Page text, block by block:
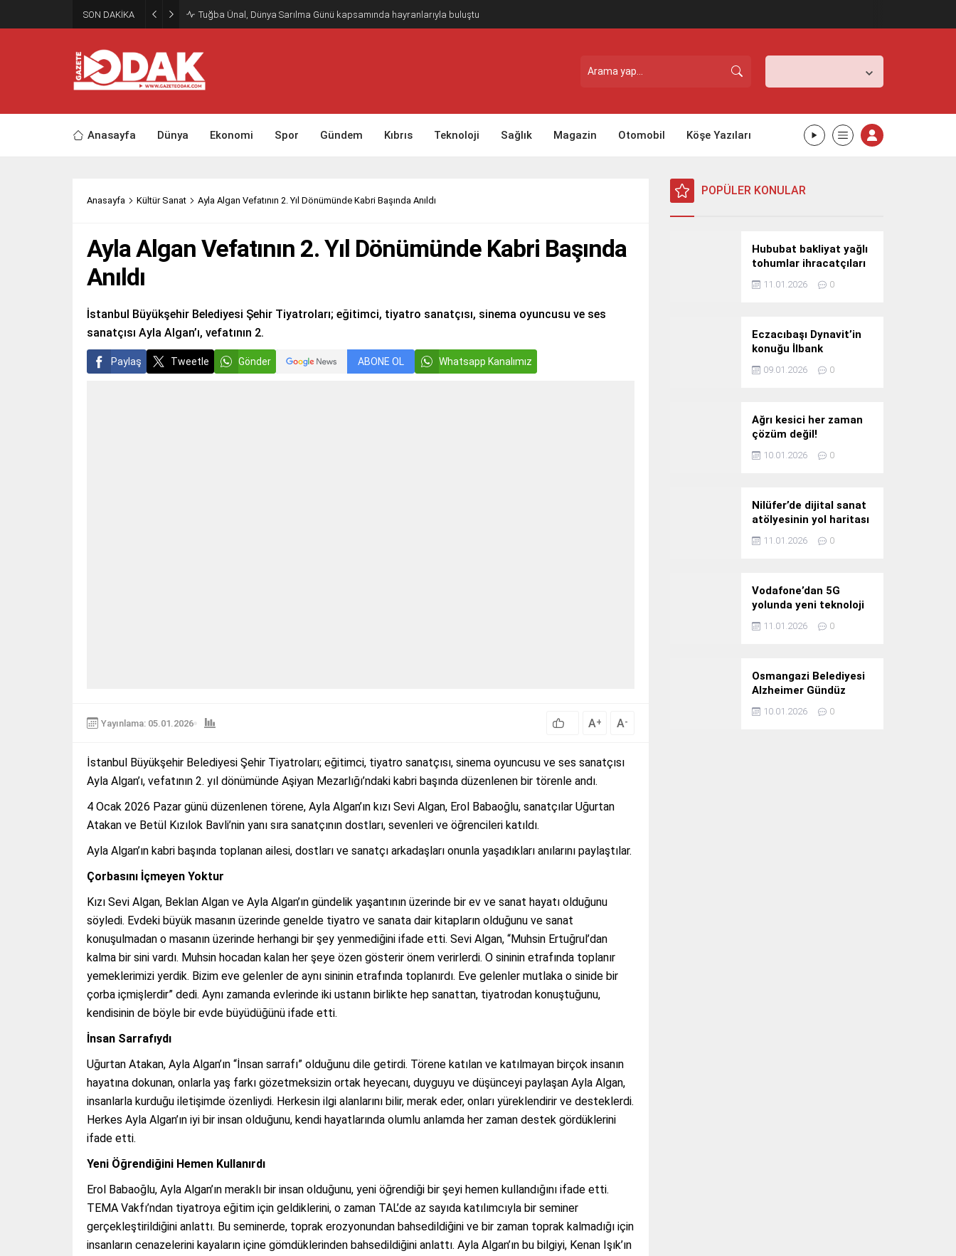
SON DAKİKA Tuğba Ünal, Dünya Sarılma Günü kapsamında hayranlarıyla buluştu
Anasayfa Dünya Ekonomi Spor Gündem Kıbrıs Teknoloji Sağlık Magazin Otomobil Köşe Yazıları
Anasayfa Kültür Sanat Ayla Algan Vefatının 2. Yıl Dönümünde Kabri Başında Anıldı
Ayla Algan Vefatının 2. Yıl Dönümünde Kabri Başında
Anıldı
İstanbul Büyükşehir Belediyesi Şehir Tiyatroları; eğitimci, tiyatro sanatçısı, sinema oyuncusu ve ses
sanatçısı Ayla Algan’ı, vefatının 2.
Paylaş Tweetle Gönder ABONE OL Whatsapp Kanalımız
Yayınlama: 05.01.2026 A+ A-
İstanbul Büyükşehir Belediyesi Şehir Tiyatroları; eğitimci, tiyatro sanatçısı, sinema oyuncusu ve ses sanatçısı
Ayla Algan’ı, vefatının 2. yıl dönümünde Aşiyan Mezarlığı’ndaki kabri başında düzenlenen bir törenle andı.
4 Ocak 2026 Pazar günü düzenlenen törene, Ayla Algan’ın kızı Sevi Algan, Erol Babaoğlu, sanatçılar Uğurtan
Atakan ve Betül Kızılok Bavli’nin yanı sıra sanatçının dostları, sevenleri ve öğrencileri katıldı.
Ayla Algan’ın kabri başında toplanan ailesi, dostları ve sanatçı arkadaşları onunla yaşadıkları anılarını paylaştılar.
Çorbasını İçmeyen Yoktur
Kızı Sevi Algan, Beklan Algan ve Ayla Algan’ın gündelik yaşantının üzerinde bir ev ve sanat hayatı olduğunu
söyledi. Evdeki büyük masanın üzerinde genelde tiyatro ve sanata dair kitapların olduğunu ve sanat
konuşulmadan o masanın üzerinde herhangi bir şey yenmediğini ifade etti. Sevi Algan, “Muhsin Ertuğrul’dan
kalma bir sini vardı. Muhsin hocadan kalan her şeye özen gösterir önem verirlerdi. O sininin etrafında toplanır
yemeklerimizi yerdik. Bizim eve gelenler de aynı sininin etrafında toplanırdı. Eve gelenler mutlaka o sinide bir
çorba içmişlerdir” dedi. Aynı zamanda evlerinde iki ustanın birlikte hep sanattan, tiyatrodan konuştuğunu,
kendisinin de böyle bir evde büyüdüğünü ifade etti.
İnsan Sarrafıydı
Uğurtan Atakan, Ayla Algan’ın “İnsan sarrafı” olduğunu dile getirdi. Törene katılan ve katılmayan birçok insanın
hayatına dokunan, onlarla yaş farkı gözetmeksizin ortak heyecanı, duyguyu ve düşünceyi paylaşan Ayla Algan,
insanlarla kurduğu iletişimde özenliydi. Herkesin ilgi alanlarını bilir, merak eder, onları yüreklendirir ve desteklerdi.
Herkes Ayla Algan’ın iyi bir insan olduğunu, kendi hayatlarında olumlu anlamda her zaman destek gördüklerini
ifade etti.
Yeni Öğrendiğini Hemen Kullanırdı
Erol Babaoğlu, Ayla Algan’ın meraklı bir insan olduğunu, yeni öğrendiği bir şeyi hemen kullandığını ifade etti.
TEMA Vakfı’ndan tiyatroya eğitim için geldiklerini, o zaman TAL’de az sayıda katılımcıyla bir seminer
gerçekleştirildiğini anlattı. Bu seminerde, toprak erozyonundan bahsedildiğini ve bir zaman toprak kalmadığı için
insanların cenazelerini kayaların içine gömdüklerinden bahsedildiğini anlattı. Ayla Algan’ın bu bilgiyi, Kenan Işık’ın
POPÜLER KONULAR
Hububat bakliyat yağlı
tohumlar ihracatçıları
Güney Kore yolcusu
11.01.2026 0
Eczacıbaşı Dynavit’in
konuğu İlbank
09.01.2026 0
Ağrı kesici her zaman
çözüm değil!
10.01.2026 0
Nilüfer’de dijital sanat
atölyesinin yol haritası
konuşuldu
11.01.2026 0
Vodafone’dan 5G
yolunda yeni teknoloji
yatırımı
11.01.2026 0
Osmangazi Belediyesi
Alzheimer Gündüz
Bakım Evi 3. Yılını
Kutladı
10.01.2026 0